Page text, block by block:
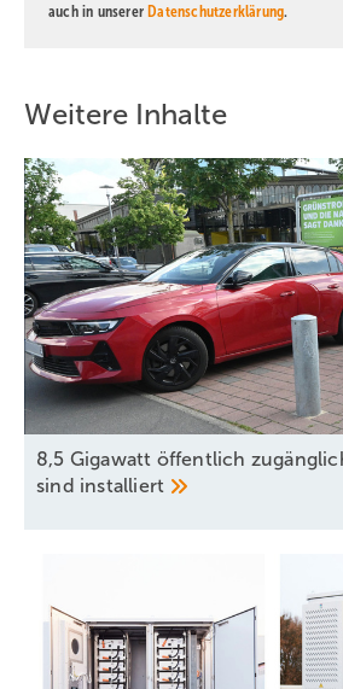
auch in unsererDatenschutzerklärung.
Weitere Inhalte
8,5 Gigawatt öffentlich
sind installiert